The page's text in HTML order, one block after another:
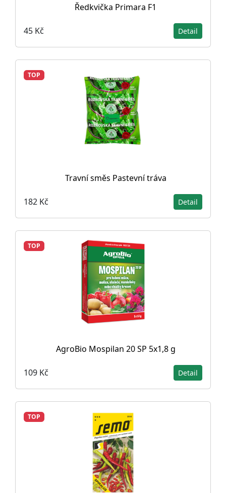
Ředkvička Primara F1
45 Kč Detail
TOP
Travní směs Pastevní tráva
182 Kč Detail
TOP
AgroBio Mospilan 20 SP 5x1,8 g
109 Kč Detail
TOP